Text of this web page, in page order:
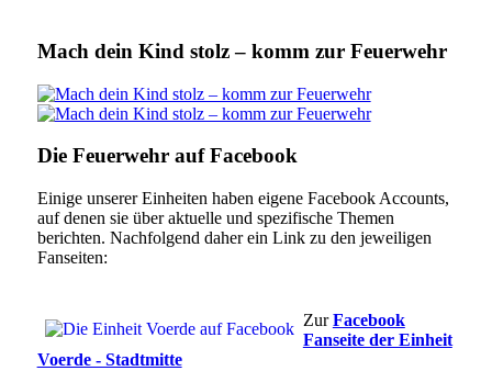
Mach dein Kind stolz – komm zur Feuerwehr
Die Feuerwehr auf Facebook
Einige unserer Einheiten haben eigene Facebook Accounts,
auf denen sie über aktuelle und spezifische Themen
berichten. Nachfolgend daher ein Link zu den jeweiligen
Fanseiten:
ZurFacebook
Fanseite der Einheit
Voerde - Stadtmitte